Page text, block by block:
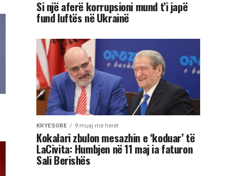
Si një aferë korrupsioni mund t’i japë
fund luftës në Ukrainë
KRYESORE 9 muaj më herët
Kokalari zbulon mesazhin e ‘koduar’ të
LaCivita: Humbjen në 11 maj ia faturon
Sali Berishës